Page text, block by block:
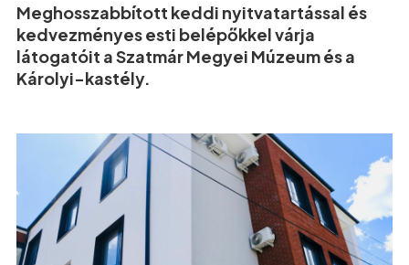
Meghosszabbított keddi nyitvatartással és
kedvezményes esti belépőkkel várja
látogatóit a Szatmár Megyei Múzeum és a
Károlyi-kastély.